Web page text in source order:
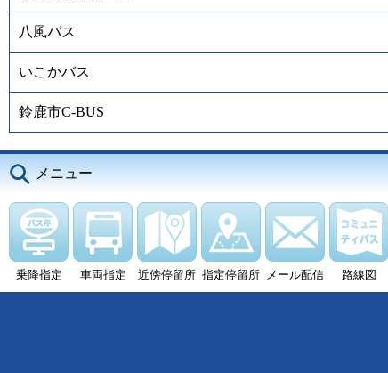
八風バス
いこかバス
鈴鹿市C-BUS
メニュー
乗降指定 車両指定 近傍停留所 指定停留所 メール配信 路線図